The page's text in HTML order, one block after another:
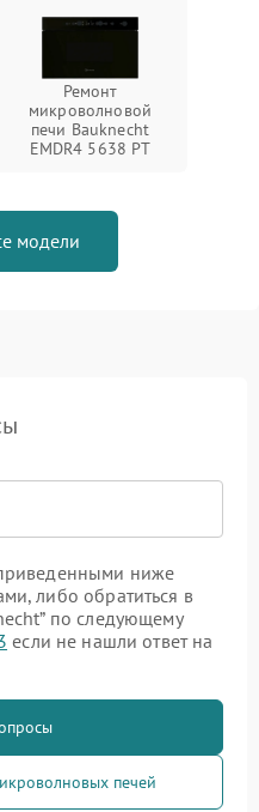
Ремонт
микроволновой
печи Bauknecht
EMDR4 5638 PT
модели
ниже
либо обратиться в
по следующему
если не нашли ответ на
печей